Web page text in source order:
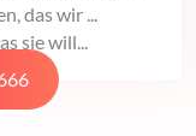
das wir ...
sie will...